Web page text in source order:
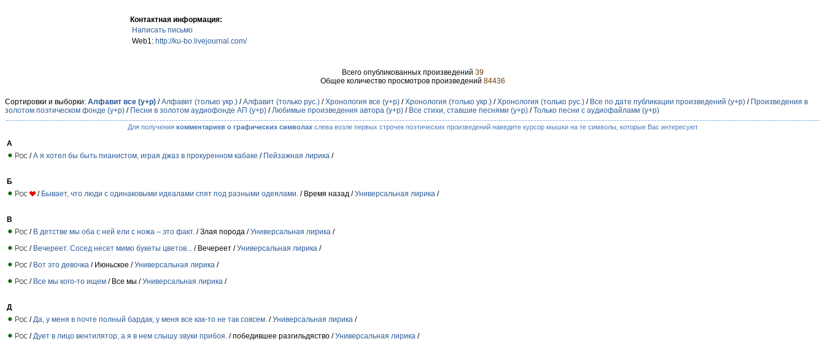
Контактная информация:
Написать письмо
Web1: http://ku-bo.livejournal.com/
Всего опубликованных произведений 39
Общее количество просмотров произведений 84436
Сортировки и выборки: Алфавит все (у+р) /Алфавит (только укр.) /Алфавит (только рус.) /Хронология все (у+р) /Хронология (только укр.) /Хронология (только рус.) / Все по дате публикации произведений (у+р) / Произведения в
золотом поэтическом фонде (у+р) / Песни в золотом аудиофонде АП (у+р) /Любимые произведения автора (у+р) / Все стихи, ставшие песнями (у+р) /Только песни с аудиофайлами (у+р)
Для получения комментариев о графических символахслева возле первых строчек поэтических произведений наведите курсор мышки на те символы, которые Вас интересуют
А
/А я хотел бы быть пианистом, играя джаз в прокуренном кабаке / Пейзажная лирика /
Б
/ Бывает, что люди с одинаковыми идеалами спят под разными одеялами. / Время назад /Универсальная лирика /
В
/ В детстве мы оба c ней ели с ножа – это факт. / Злая порода /Универсальная лирика /
/ Вечереет. Сосед несет мимо букеты цветов... / Вечереет /Универсальная лирика /
/ Вот это девочка / Июньское /Универсальная лирика /
/ Все мы кого-то ищем / Все мы /Универсальная лирика /
Д
/ Да, у меня в почте полный бардак, у меня все как-то не так совсем. /Универсальная лирика /
/ Дует в лицо вентилятор, а я в нем слышу звуки прибоя. / победившее разгильдяство /Универсальная лирика /